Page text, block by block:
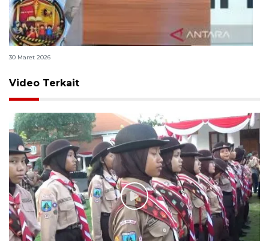
Polri bangun Laboratorium Sosial Sains Kepolisian
30 Maret 2026
Video Terkait